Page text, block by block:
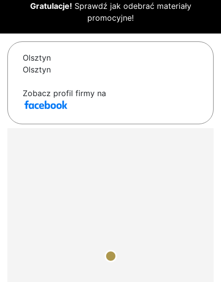
Gratulacje! Sprawdź jak odebrać materiały
promocyjne!
Olsztyn
Olsztyn
Zobacz profil firmy na